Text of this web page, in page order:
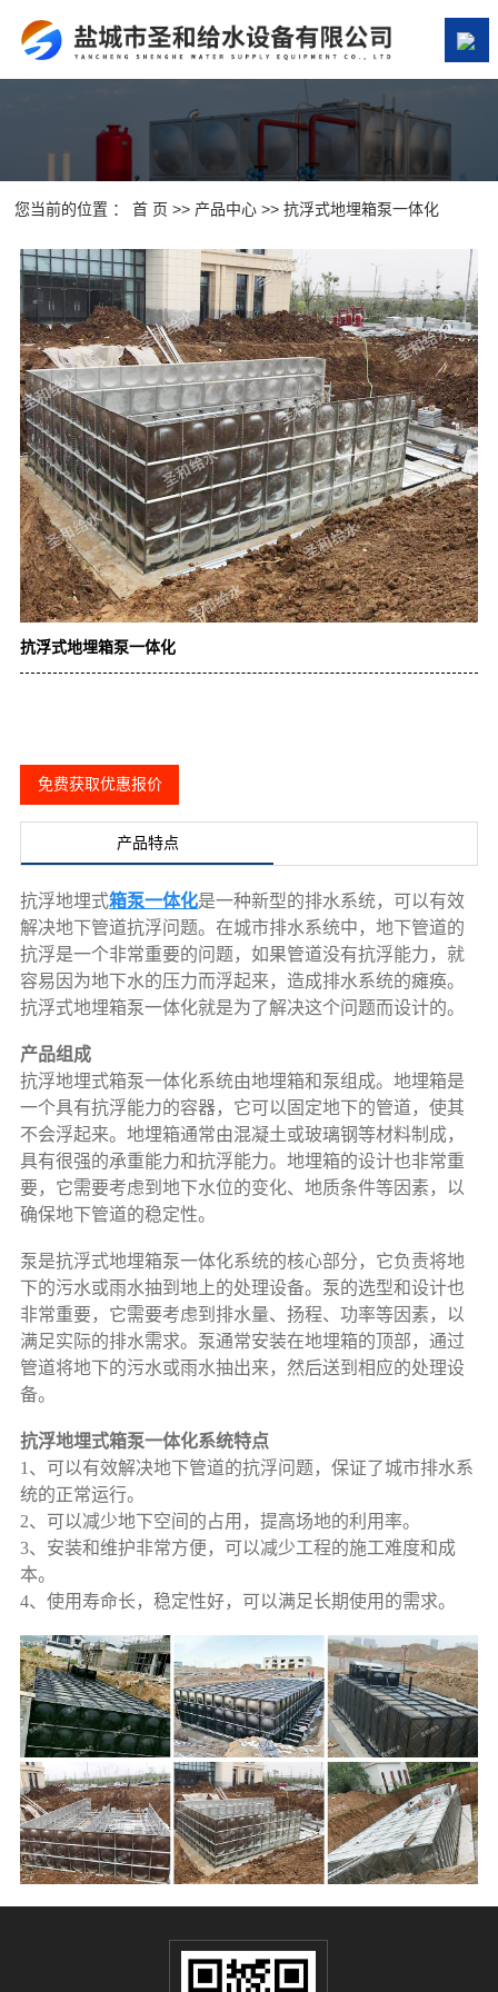
关于我们
产品中心
案例展示
新闻资讯
在线留言
联系我们
您当前的位置 ：首 页 >> 产品中心 >>抗浮式地埋箱泵一体化
抗浮式地埋箱泵一体化
免费获取优惠报价
产品特点
抗浮地埋式箱泵一体化是一种新型的排水系统，可以有效
解决地下管道抗浮问题。在城市排水系统中，地下管道的
抗浮是一个非常重要的问题，如果管道没有抗浮能力，就
容易因为地下水的压力而浮起来，造成排水系统的瘫痪。
抗浮式地埋箱泵一体化就是为了解决这个问题而设计的。
产品组成
抗浮地埋式箱泵一体化系统由地埋箱和泵组成。地埋箱是
一个具有抗浮能力的容器，它可以固定地下的管道，使其
不会浮起来。地埋箱通常由混凝土或玻璃钢等材料制成，
具有很强的承重能力和抗浮能力。地埋箱的设计也非常重
要，它需要考虑到地下水位的变化、地质条件等因素，以
确保地下管道的稳定性。
泵是抗浮式地埋箱泵一体化系统的核心部分，它负责将地
下的污水或雨水抽到地上的处理设备。泵的选型和设计也
非常重要，它需要考虑到排水量、扬程、功率等因素，以
满足实际的排水需求。泵通常安装在地埋箱的顶部，通过
管道将地下的污水或雨水抽出来，然后送到相应的处理设
备。
抗浮地埋式箱泵一体化系统特点
1、可以有效解决地下管道的抗浮问题，保证了城市排水系
统的正常运行。
2、可以减少地下空间的占用，提高场地的利用率。
3、安装和维护非常方便，可以减少工程的施工难度和成
本。
4、使用寿命长，稳定性好，可以满足长期使用的需求。